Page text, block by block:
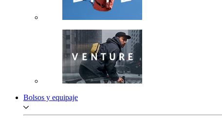
Bolsos y equipaje